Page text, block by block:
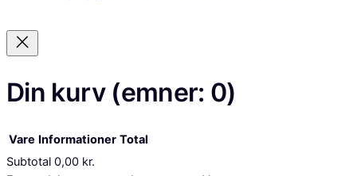
Din kurv (emner: 0)
Vare Informationer Total
Subtotal 0,00 kr.